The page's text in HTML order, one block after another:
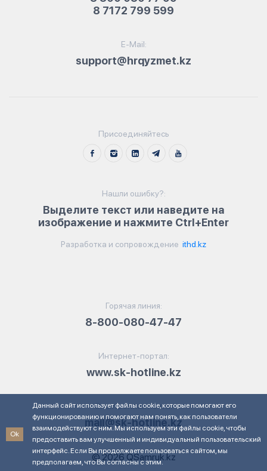
8 7172 799 599
E-Mail:
support@hrqyzmet.kz
Присоединяйтесь
Нашли ошибку?:
Выделите текст или наведите на
изображение и нажмите Ctrl+Enter
Разработка и сопровождение ithd.kz
Горячая линия:
8-800-080-47-47
Интернет-портал:
www.sk-hotline.kz
Электронная почта:
mail@sk-hotline.kz
© 2026 QSamruk.kz
Ok
Данный сайт использует файлы cookie, которые помогают его
функционированию и помогают нам понять, как пользователи
взаимодействуют с ним. Мы используем эти файлы cookie, чтобы
предоставить вам улучшенный и индивидуальный пользовательский
интерфейс. Если Вы продолжаете пользоваться сайтом, мы
предполагаем, что Вы согласны с этим.